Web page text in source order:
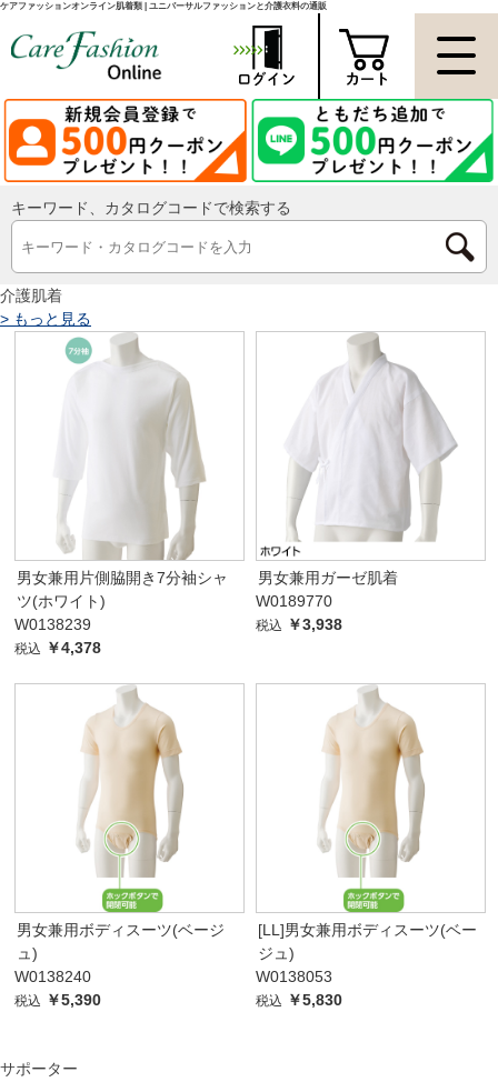
ケアファッションオンライン肌着類 | ユニバーサルファッションと介護衣料の通販
キーワード、カタログコードで検索する
介護肌着
> もっと見る
男女兼用片側脇開き7分袖シャ
ツ(ホワイト)
W0138239
税込 ￥4,378
男女兼用ガーゼ肌着
W0189770
税込 ￥3,938
男女兼用ボディスーツ(ベージ
ュ)
W0138240
税込 ￥5,390
[LL]男女兼用ボディスーツ(ベー
ジュ)
W0138053
税込 ￥5,830
サポーター